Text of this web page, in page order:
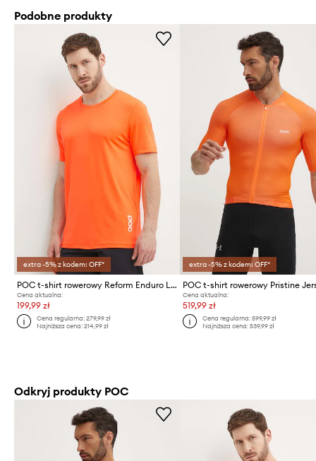
Podobne produkty
extra -5% z kodem: OFF*
POC t-shirt rowerowy Reform Enduro Light
Cena aktualna:
199,99 zł
Cena regularna:279,99 zł
Najniższa cena:214,99 zł
extra -5% z kodem: OFF*
POC t-shirt rowerowy Pristine
Cena aktualna:
519,99 zł
Cena regularna: 599,99 zł
Najniższa cena: 539,99 zł
Odkryj produkty POC